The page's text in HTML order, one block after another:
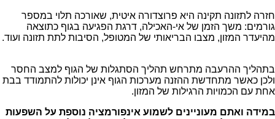
חזרה לתזונה תקינה היא פרוצדורה איטית, שאורכה תלוי במספר
גורמים: משך הזמן של אי-האכילה, דרגת הפגיעה בגוף כתוצאה
מהיעדר המזון, מצבו הבריאותי של המטופל, הסיבות לתת תזונה ועוד.
בתהליך ההרעבה מתרחש תהליך הסתגלות של הגוף למצב החסר
ולכן כאשר מתחדשת ההזנה מערכות הגוף אינן יכולות להתמודד בבת
אחת עם הכמויות הרגילות של המזון.
במידה ואתם מעוניינים לשמוע אינפורמציה נוספת על השפעות